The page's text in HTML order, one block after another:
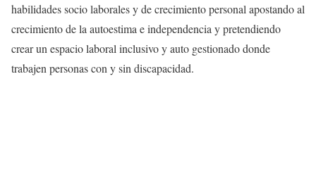
habilidades socio laborales y de crecimiento personal apostando al
crecimiento de la autoestima e independencia y pretendiendo
crear un espacio laboral inclusivo y auto gestionado donde
trabajen personas con y sin discapacidad.